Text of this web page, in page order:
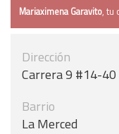
Mariaximena Garavito, tu
Dirección
Carrera 9 #14-40
Barrio
La Merced